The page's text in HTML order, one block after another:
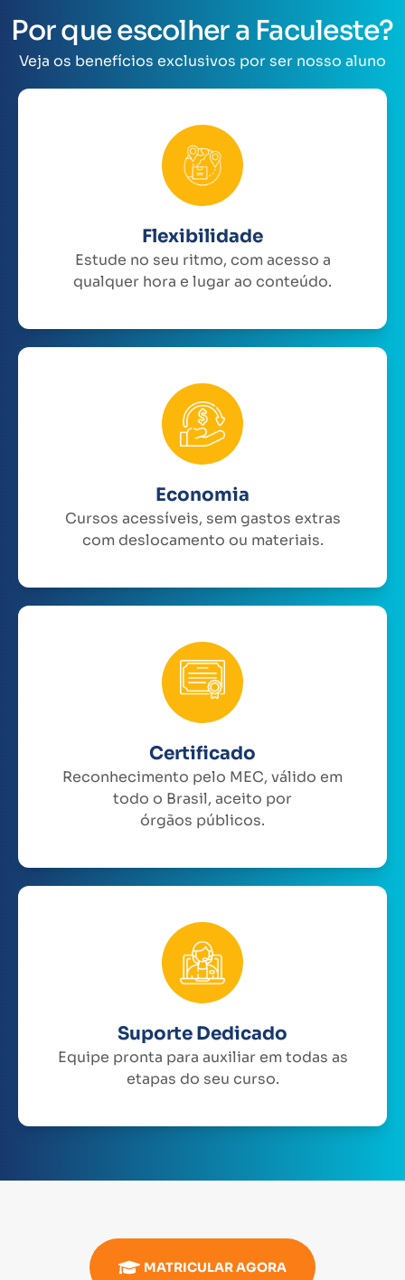
Por que escolher a Faculeste?
Veja os benefícios exclusivos por ser nosso aluno
Flexibilidade
Estude no seu ritmo, com acesso a
qualquer hora e lugar ao conteúdo.
Economia
Cursos acessíveis, sem gastos extras
com deslocamento ou materiais.
Certificado
Reconhecimento pelo MEC, válido em
todo o Brasil, aceito por
órgãos públicos.
Suporte Dedicado
Equipe pronta para auxiliar em todas as
etapas do seu curso.
MATRICULAR AGORA